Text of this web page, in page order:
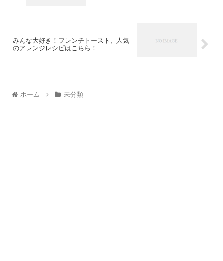
みんな大好き！フレンチトースト。人気
のアレンジレシピはこちら！
ホーム 未分類